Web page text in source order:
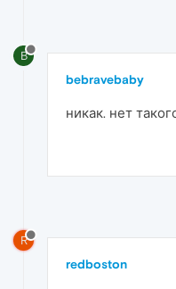
B
bebravebaby
никак. нет
R
redboston